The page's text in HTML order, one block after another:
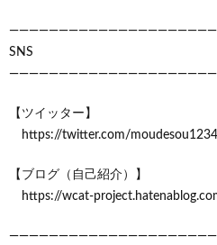
SNS
【ツイッター】
https://twitter.com/moudesou1234
【ブログ（自己紹介）】
https://wcat-